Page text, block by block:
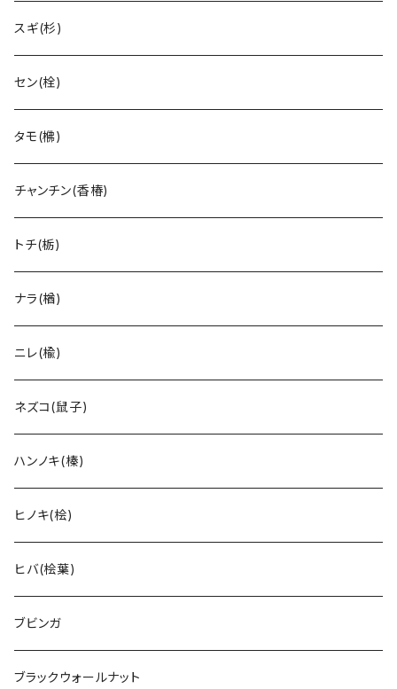
スギ(杉)
セン(栓)
タモ(梻)
チャンチン(香椿)
トチ(栃)
ナラ(楢)
ニレ(楡)
ネズコ(鼠子)
ハンノキ(榛)
ヒノキ(桧)
ヒバ(桧葉)
ブビンガ
ブラックウォールナット